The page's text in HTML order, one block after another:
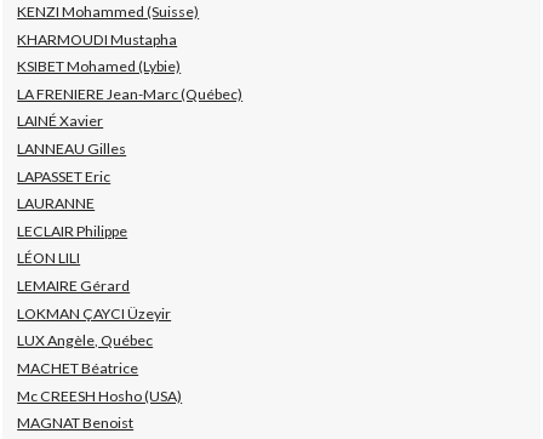
KENZI Mohammed (Suisse)
KHARMOUDI Mustapha
KSIBET Mohamed (Lybie)
LA FRENIERE Jean-Marc (Québec)
LAINÉ Xavier
LANNEAU Gilles
LAPASSET Eric
LAURANNE
LECLAIR Philippe
LÉON LILI
LEMAIRE Gérard
LOKMAN ÇAYCI Üzeyir
LUX Angèle, Québec
MACHET Béatrice
Mc CREESH Hosho (USA)
MAGNAT Benoist